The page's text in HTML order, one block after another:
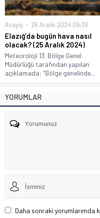
Asayiş 25 Aralık 2024 09:39
Elazığ’da bugün hava nasıl
olacak? (25 Aralık 2024)
Meteoroloji 13. Bölge Genel
Müdürlüğü tarafından yapılan
açıklamada: “Bölge genelinde...
YORUMLAR
Daha sonraki yorumlarımda